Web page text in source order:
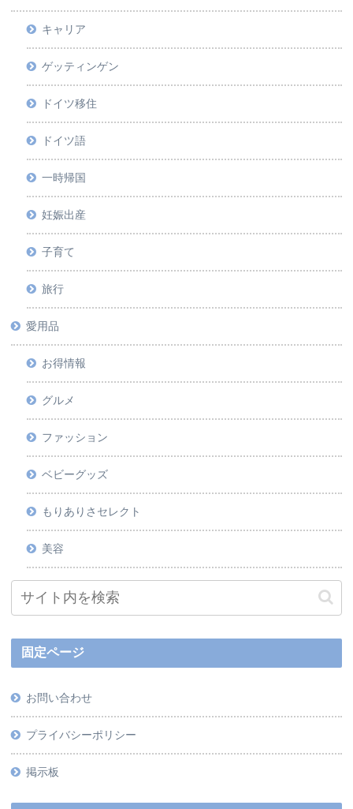
キャリア
ゲッティンゲン
ドイツ移住
ドイツ語
一時帰国
妊娠出産
子育て
旅行
愛用品
お得情報
グルメ
ファッション
ベビーグッズ
もりありさセレクト
美容
固定ページ
お問い合わせ
プライバシーポリシー
掲示板